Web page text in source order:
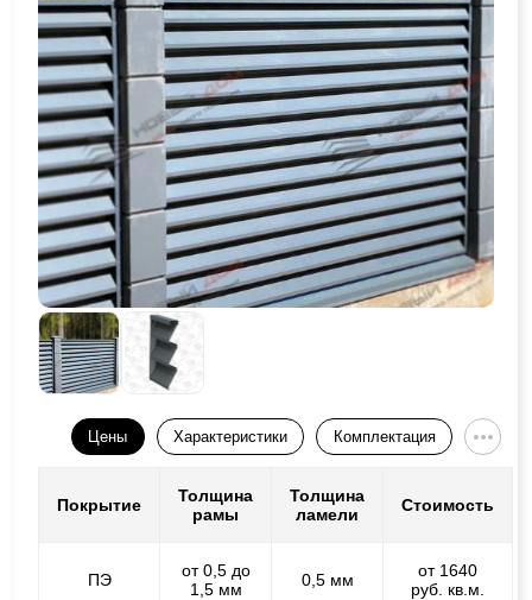
Цены Характеристики Комплектация
Покрытие
Толщина
рамы
Толщина
ламели
Стоимость
ПЭ
от 0,5 до
1,5 мм
0,5 мм
от 1640
руб. кв.м.